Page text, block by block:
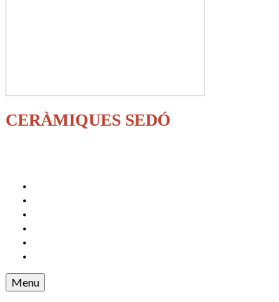
CERÀMIQUES SEDÓ
Menu